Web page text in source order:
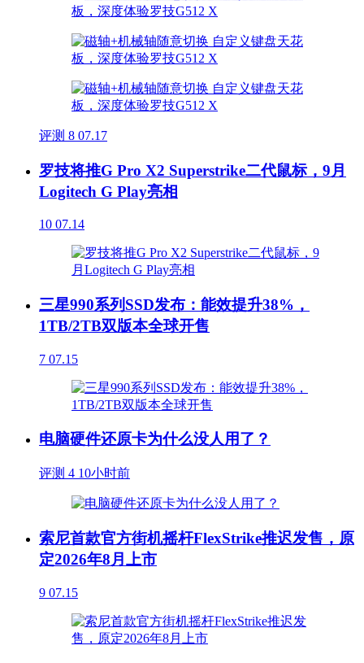
评测 8 07.17
罗技将推G Pro X2 Superstrike二代鼠标，9月
Logitech G Play亮相
10 07.14
三星990系列SSD发布：能效提升38%，
1TB/2TB双版本全球开售
7 07.15
电脑硬件还原卡为什么没人用了？
评测 4 10小时前
索尼首款官方街机摇杆FlexStrike推迟发售，原
定2026年8月上市
9 07.15